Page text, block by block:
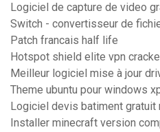
Logiciel de capture de video
Switch - convertisseur de
Patch francais half life
Hotspot shield elite vpn
Meilleur logiciel mise à jour
Theme ubuntu pour windows
Logiciel devis batiment gratuit
Installer minecraft version